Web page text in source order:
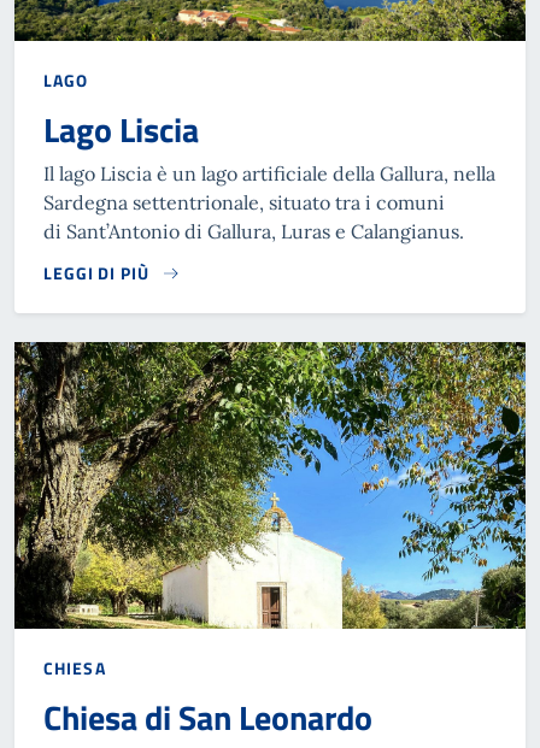
LAGO
Lago Liscia
Il lago Liscia è un lago artificiale della Gallura, nella
Sardegna settentrionale, situato tra i comuni
di Sant’Antonio di Gallura, Luras e Calangianus.
LEGGI DI PIÙ
CHIESA
Chiesa di San Leonardo